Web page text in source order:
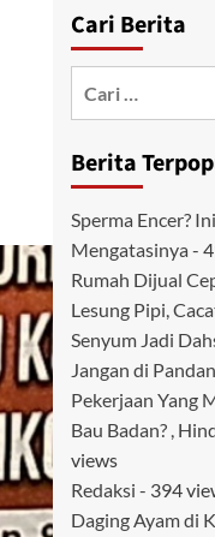
Cari Berita
Berita
Sperma Encer?
Mengatasinya -
Rumah Dijual
Lesung Pipi,
Senyum Jadi
Jangan di
Pekerjaan Yang
Bau Badan? ,
views
Redaksi - 394
Daging Ayam di